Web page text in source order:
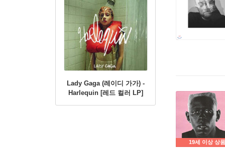
Lady Gaga (레이디 가가) -
Harlequin [레드 컬러 LP]
19세 이상 상품